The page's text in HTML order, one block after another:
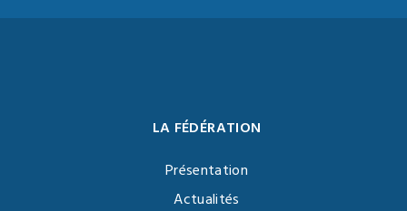
LA FÉDÉRATION
Présentation
Actualités